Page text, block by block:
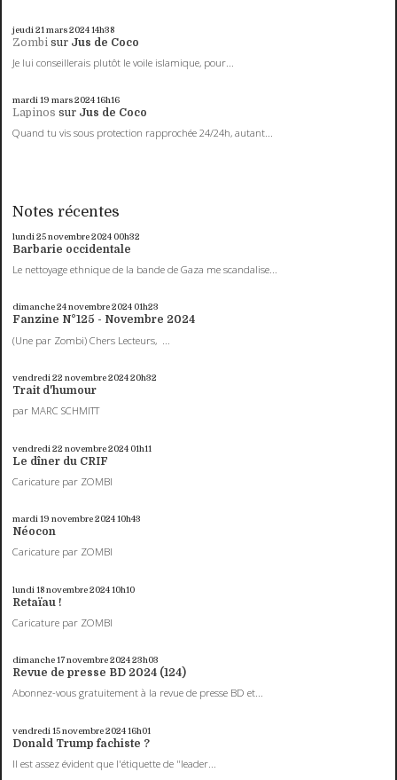
jeudi 21 mars 202414h38
Zombi sur Jus de Coco
Je lui conseillerais plutôt le voile islamique, pour...
mardi 19 mars 202416h16
Lapinos sur Jus de Coco
Quand tu vis sous protection rapprochée 24/24h, autant...
Notes récentes
lundi 25novembre 2024 00h32
Barbarie occidentale
Le nettoyage ethnique de la bande de Gaza me scandalise...
dimanche 24novembre 2024 01h23
Fanzine N°125 - Novembre 2024
(Une par Zombi) Chers Lecteurs, ...
vendredi 22 novembre 202420h32
Trait d'humour
par MARC SCHMITT
vendredi 22 novembre 2024 01h11
Le dîner du CRIF
Caricature par ZOMBI
mardi 19 novembre 202410h43
Néocon
Caricature par ZOMBI
lundi 18novembre 202410h10
Retaïau !
Caricature par ZOMBI
dimanche 17novembre 202423h03
Revue de presse BD 2024 (124)
Abonnez-vous gratuitement à la revue de presse BD et...
vendredi 15novembre 202416h01
Donald Trump fachiste ?
Il est assez évident que l'étiquette de "leader...